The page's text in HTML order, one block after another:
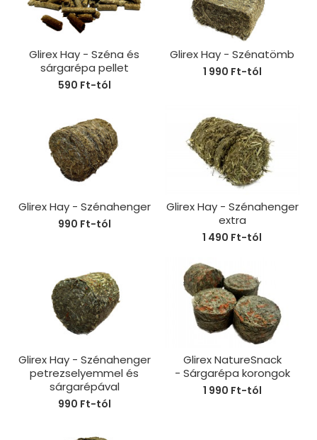
Glirex Hay - Széna és
sárgarépa pellet
590 Ft-tól
Glirex Hay - Szénatömb
1 990 Ft-tól
Glirex Hay - Szénahenger
990 Ft-tól
Glirex Hay - Szénahenger
extra
1 490 Ft-tól
Glirex Hay - Szénahenger
petrezselyemmel és
sárgarépával
990 Ft-tól
Glirex NatureSnack
- Sárgarépa korongok
1 990 Ft-tól